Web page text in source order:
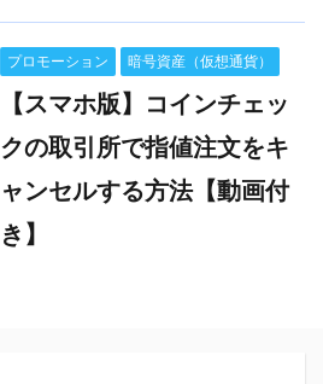
プロモーション 暗号資産（仮想通貨）
【スマホ版】コインチェッ
クの取引所で指値注文をキ
ャンセルする方法【動画付
き】